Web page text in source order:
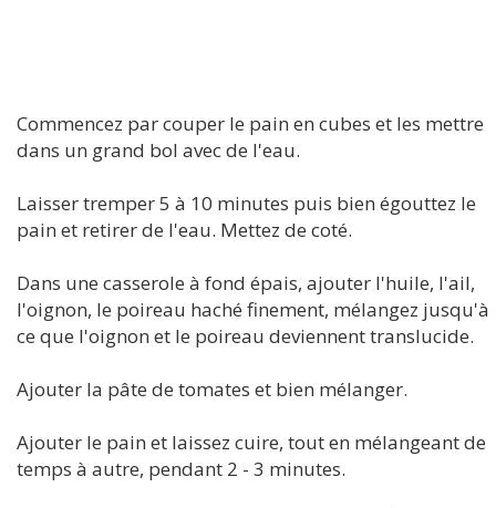
Commencez par couper le pain en cubes et les mettre
dans un grand bol avec de l'eau.
Laisser tremper 5 à 10 minutes puis bien égouttez le
pain et retirer de l'eau. Mettez de coté.
Dans une casserole à fond épais, ajouter l'huile, l'ail,
l'oignon, le poireau haché finement, mélangez jusqu'à
ce que l'oignon et le poireau deviennent translucide.
Ajouter la pâte de tomates et bien mélanger.
Ajouter le pain et laissez cuire, tout en mélangeant de
temps à autre, pendant 2 - 3 minutes.